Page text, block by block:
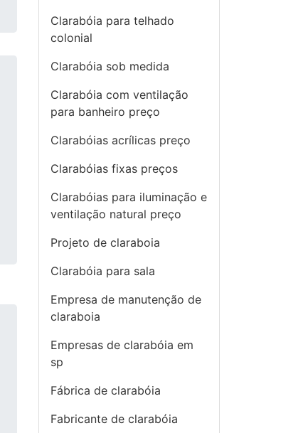
Clarabóia para telhado
colonial
Clarabóia sob medida
Clarabóia com ventilação
para banheiro preço
Clarabóias acrílicas preço
Clarabóias fixas preços
Clarabóias para iluminação e
ventilação natural preço
Projeto de claraboia
Clarabóia para sala
Empresa de manutenção de
claraboia
Empresas de clarabóia em
sp
Fábrica de clarabóia
Fabricante de clarabóia